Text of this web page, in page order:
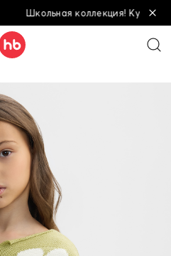
Школьная коллекция! Купи